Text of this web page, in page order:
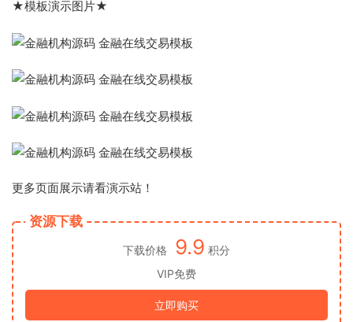
★模板演示图片★
更多页面展示请看演示站！
资源下载
下载价格 9.9 积分
VIP免费
立即购买